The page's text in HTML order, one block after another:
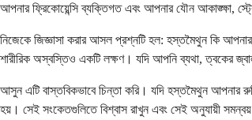
আপনার ফ্রিকোয়েন্সি ব্যক্তিগত এবং আপনার যৌন আকাঙ্ক্ষা,
নিজেকে জিজ্ঞাসা করার আসল প্রশ্নটি হল: হস্তমৈথুন কি
শারীরিক অস্বস্তিও একটি লক্ষণ। যদি আপনি ব্যথা, ত্বকের
আসুন এটি বাস্তবিকভাবে চিন্তা করি। যদি হস্তমৈথুন আপনার
হয়। সেই সংকেতগুলিতে বিশ্বাস রাখুন এবং সেই অনুযায়ী